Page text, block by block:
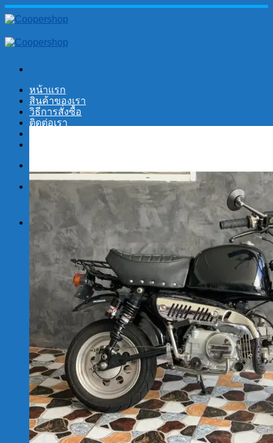
Skip
to
หน้าแรก
สินค้าของเรา
วิธีการสั่งซื้อ
ติดต่อเรา
for:
Cart
No products in the cart.